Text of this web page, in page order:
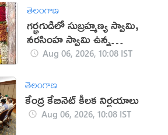
తెలంగాణ
గర్భగుడిలో సుబ్రహ్మణ్య స్వామి,
నరసింహ స్వామి ఉన్న
దేవాలయం ఇదే
Aug 06, 2026, 10:08 IST
తెలంగాణ
కేంద్ర కేబినెట్ కీలక నిర్ణయాలు
Aug 06, 2026, 10:08 IST